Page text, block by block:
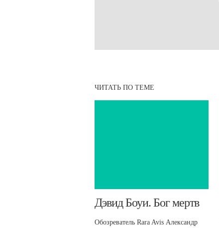
ЧИТАТЬ ПО ТЕМЕ
Дэвид Боуи. Бог мертв
Обозреватель Rara Avis Александр